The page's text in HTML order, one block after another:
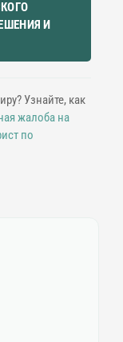
И
Узнайте, как
жалоба на
по